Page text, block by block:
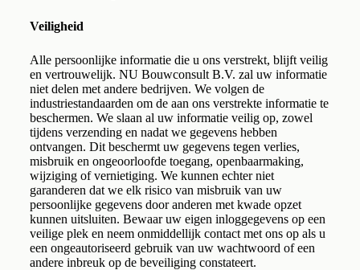
Veiligheid
Alle persoonlijke informatie die u ons verstrekt, blijft veilig
en vertrouwelijk. NU Bouwconsult B.V. zal uw informatie
niet delen met andere bedrijven. We volgen de
industriestandaarden om de aan ons verstrekte informatie te
beschermen. We slaan al uw informatie veilig op, zowel
tijdens verzending en nadat we gegevens hebben
ontvangen. Dit beschermt uw gegevens tegen verlies,
misbruik en ongeoorloofde toegang, openbaarmaking,
wijziging of vernietiging. We kunnen echter niet
garanderen dat we elk risico van misbruik van uw
persoonlijke gegevens door anderen met kwade opzet
kunnen uitsluiten. Bewaar uw eigen inloggegevens op een
veilige plek en neem onmiddellijk contact met ons op als u
een ongeautoriseerd gebruik van uw wachtwoord of een
andere inbreuk op de beveiliging constateert.